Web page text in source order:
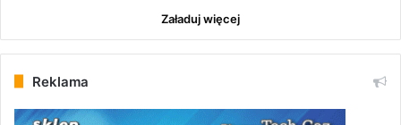
Załaduj więcej
Reklama